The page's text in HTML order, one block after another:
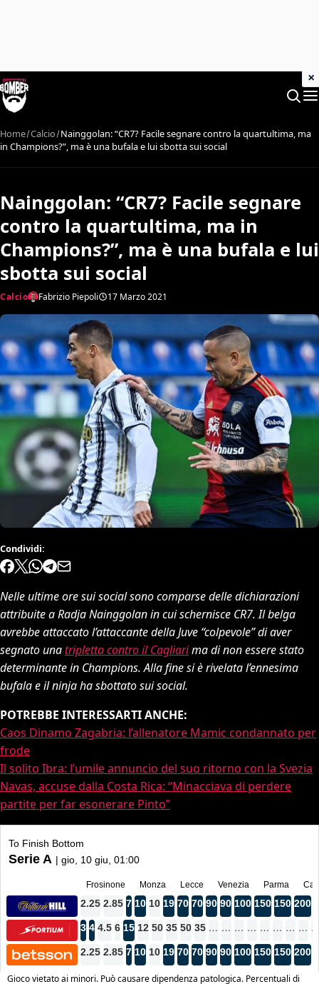
Home Calcio Nainggolan: “CR7? Facile segnare contro la quartultima, ma
in Champions?”, ma è una bufala e lui sbotta sui social
Nainggolan: “CR7? Facile segnare
contro la quartultima, ma in
Champions?”, ma è una bufala e lui
sbotta sui social
Calcio Fabrizio Piepoli 17 Marzo 2021
Condividi:
Nelle ultime ore sui social sono comparse delle dichiarazioni
attribuite a Radja Nainggolan in cui schernisce CR7. Il belga
avrebbe attaccato l’attaccante della Juve “colpevole” di aver
segnato unatripletta contro il Cagliarima di non essere stato
determinante in Champions. Alla fine si è rivelata l’ennesima
bufala e il ninja ha sbottato sui social.
POTREBBE INTERESSARTI ANCHE:
Caos Dinamo Zagabria: l’allenatore Mamic condannato per
frode
Il solito Ibra: l’umile annuncio del suo ritorno con la Svezia
Navas, accuse dalla Costa Rica: “Minacciava di perdere
partite per far esonerare Pinto”
×